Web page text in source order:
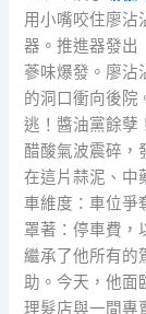
用小嘴咬住廖沾
器。推進器發出
蔘味爆發。廖沾
的洞口衝向後院
逃！醬油黨餘孽
醋酸氣波震碎，
在這片蒜泥、中
車維度：車位爭
罩著：停車費，
繼承了他所有的
助。今天，他面
理髮店與一間專